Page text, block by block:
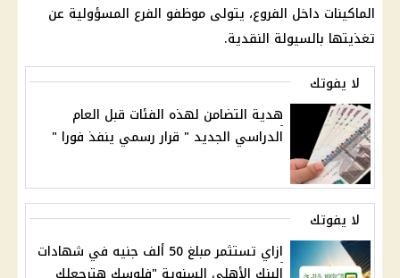
الماكينات داخل الفروع، يتولى موظفو الفرع المسؤولية عن
تغذيتها بالسيولة النقدية.
لا يفوتك
هدية التضامن لهذه الفئات قبل العام
الدراسي الجديد " قرار رسمي ينفذ فورا "
لا يفوتك
ازاي تستثمر مبلغ 50 ألف جنيه في شهادات